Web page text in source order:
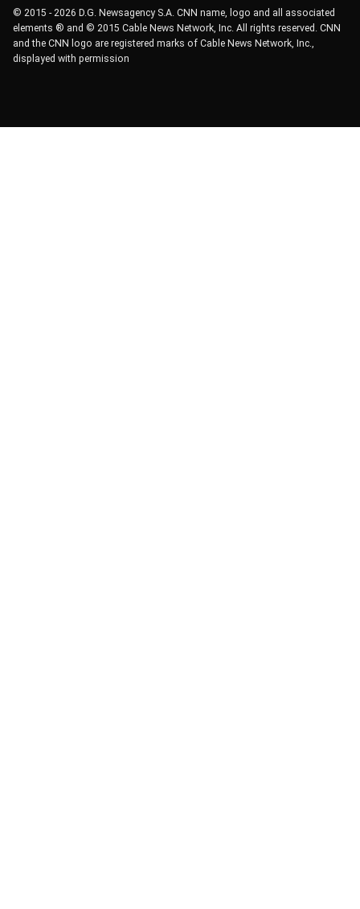
© 2015 - 2026 D.G. Newsagency S.A. CNN name, logo and all associated
elements ® and © 2015 Cable News Network, Inc. All rights reserved. CNN
and the CNN logo are registered marks of Cable News Network, Inc.,
displayed with permission